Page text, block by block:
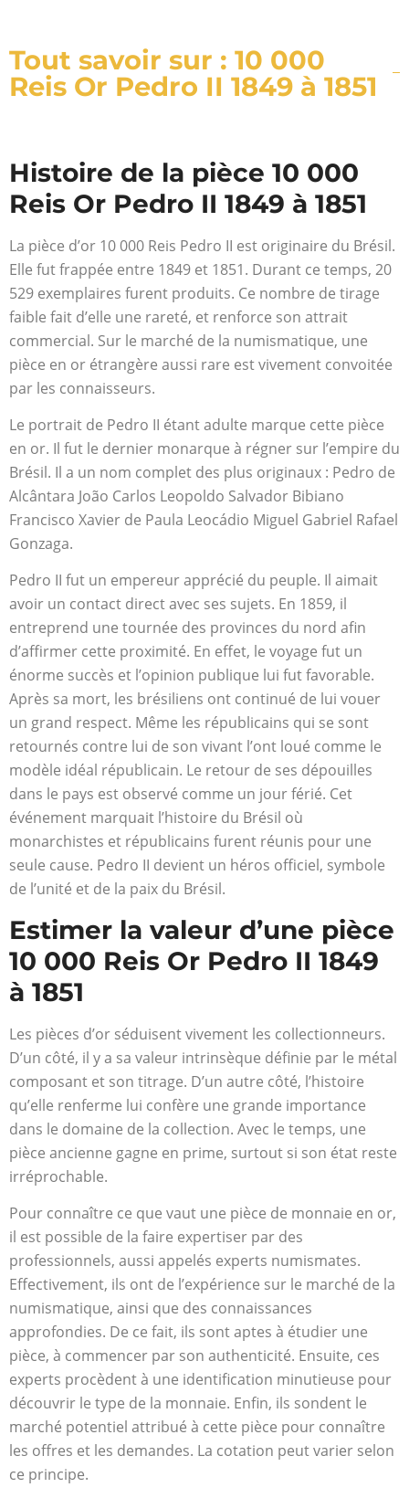
Tout savoir sur : 10 000
Reis Or Pedro II 1849 à 1851
Histoire de la pièce 10 000
Reis Or Pedro II 1849 à 1851
La pièce d’or 10 000 Reis Pedro II est originaire du Brésil.
Elle fut frappée entre 1849 et 1851. Durant ce temps, 20
529 exemplaires furent produits. Ce nombre de tirage
faible fait d’elle une rareté, et renforce son attrait
commercial. Sur le marché de la numismatique, une
pièce en or étrangère aussi rare est vivement convoitée
par les connaisseurs.
Le portrait de Pedro II étant adulte marque cette pièce
en or. Il fut le dernier monarque à régner sur l’empire du
Brésil. Il a un nom complet des plus originaux : Pedro de
Alcântara João Carlos Leopoldo Salvador Bibiano
Francisco Xavier de Paula Leocádio Miguel Gabriel Rafael
Gonzaga.
Pedro II fut un empereur apprécié du peuple. Il aimait
avoir un contact direct avec ses sujets. En 1859, il
entreprend une tournée des provinces du nord afin
d’affirmer cette proximité. En effet, le voyage fut un
énorme succès et l’opinion publique lui fut favorable.
Après sa mort, les brésiliens ont continué de lui vouer
un grand respect. Même les républicains qui se sont
retournés contre lui de son vivant l’ont loué comme le
modèle idéal républicain. Le retour de ses dépouilles
dans le pays est observé comme un jour férié. Cet
événement marquait l’histoire du Brésil où
monarchistes et républicains furent réunis pour une
seule cause. Pedro II devient un héros officiel, symbole
de l’unité et de la paix du Brésil.
Estimer la valeur d’une pièce
10 000 Reis Or Pedro II 1849
à 1851
Les pièces d’or séduisent vivement les collectionneurs.
D’un côté, il y a sa valeur intrinsèque définie par le métal
composant et son titrage. D’un autre côté, l’histoire
qu’elle renferme lui confère une grande importance
dans le domaine de la collection. Avec le temps, une
pièce ancienne gagne en prime, surtout si son état reste
irréprochable.
Pour connaître ce que vaut une pièce de monnaie en or,
il est possible de la faire expertiser par des
professionnels, aussi appelés experts numismates.
Effectivement, ils ont de l’expérience sur le marché de la
numismatique, ainsi que des connaissances
approfondies. De ce fait, ils sont aptes à étudier une
pièce, à commencer par son authenticité. Ensuite, ces
experts procèdent à une identification minutieuse pour
découvrir le type de la monnaie. Enfin, ils sondent le
marché potentiel attribué à cette pièce pour connaître
les offres et les demandes. La cotation peut varier selon
ce principe.